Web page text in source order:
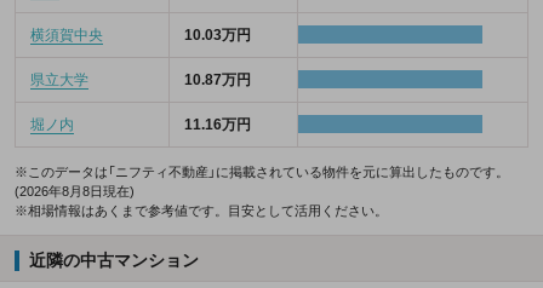
横須賀中央 10.03万円
県立大学 10.87万円
堀ノ内 11.16万円
※このデータは「ニフティ不動産」に掲載されている物件を元に算出したものです。
(2026年8月8日現在)
※相場情報はあくまで参考値です。目安として活用ください。
近隣の中古マンション